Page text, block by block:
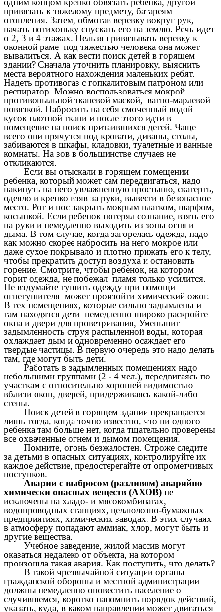
привязать к тяжелому предмету, батареям
отопления. Затем, обмотав веревку вокруг рук,
начать потихоньку спускать его на землю. Речь идет
о 2, 3 и 4 этажах. Нельзя привязывать веревку к
оконной раме под тяжестью человека она может
вывалиться. А как вести поиск детей в горящем
здании? Сначала уточнить планировку, выяснить
места вероятного нахождения маленьких ребят.
Надеть противогаз с гопкалитовым патроном или
респиратор. Можно воспользоваться мокрой
противопыльной тканевой маской, ватно-марлевой
повязкой. Набросить на себя смоченный водой
кусок плотной ткани и после этого идти в
помещение на поиск притаившихся детей. Чаще
всего они прячутся под кровати, диваны, столы,
забиваются в шкафы, кладовки, туалетные и ванные
комнаты. На зов в большинстве случаев не
откликаются.
Если вы отыскали в горящем помещении
ребенка, который может сам передвигаться, надо
накинуть на него увлажненную простыню, скатерть,
одеяло и крепко взяв за руки, вывести в безопасное
место. Рот и нос закрыть мокрым платком, шарфом,
косынкой. Если ребенок потерял сознание, взять его
на руки и немедленно выходить из зоны огня и
дыма. В том случае, когда загорелась одежда, надо
как можно скорее набросить на него мокрое или
даже сухое покрывало и плотно прижать его к телу,
чтобы прекратить доступ воздуха и остановить
горение. Смотрите, чтобы ребенок, на котором
горит одежда, не побежал пламя только усилится.
Не вздумайте тушить одежду при помощи
огнетушителя может произойти химический ожог.
В тех помещениях, которые сильно задымлены и
там находятся дети немедленно широко раскройте
окна и двери для проветривания, Уменьшит
задымленность струя распыленной воды, которая
охлаждает дым и одновременно осаждает его
твердые частицы. В первую очередь это надо делать
там, где могут быть дети.
Работать в задымленных помещениях надо
небольшими группами (2 - 4 чел.), передвигаясь по
участкам с относительно хорошей видимостью
вблизи окон, дверей, придерживаясь какой-либо
стены.
Поиск детей в горящем здании прекращается
лишь тогда, когда точно известно, что ни одного
ребенка там больше нет, когда тщательно проверены
все охваченные огнем и дымом помещения.
Помните, огонь безжалостен. Строже следите
за детьми в опасных ситуациях, контролируйте их
каждое действие, предостерегайте от опрометчивых
поступков.
Аварии с выбросом (разливом) аварийно
химически опасных веществ (АХОВ) не
исключены на хладо- и мясокомбинатах,
водопроводных станциях, целлюлозно-бумажных
предприятиях, химических заводах. В этих случаях
в атмосферу попадают аммиак, хлор, могут быть и
другие вещества.
Учебное заведение, жилой массив могут
оказаться недалеко от объекта, на котором
произошла такая авария. Как поступить, что делать?
В такой чрезвычайной ситуации органы
гражданской обороны и местной администрации
должны немедленно оповестить население о
случившемся, коротко напомнить порядок действий,
указать, куда, в каком направлении может двигаться